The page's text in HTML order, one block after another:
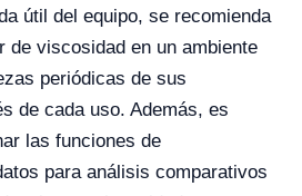
útil del equipo, se recomienda
de viscosidad en un ambiente
periódicas de sus
de cada uso. Además, es
las funciones de
para análisis comparativos